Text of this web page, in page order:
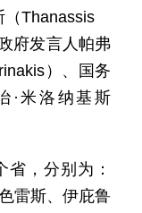
（Thanassis
府发言人帕弗
）、国务
·米洛纳基斯
省，分别为：
雷斯、伊庇鲁